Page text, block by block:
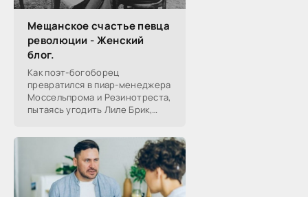
Мещанское счастье певца
революции - Женский
блог.
Как поэт-богоборец
превратился в пиар-менеджера
Моссельпрома и Резинотреста,
пытаясь угодить Лиле Брик,
смерти в 1917-м, почему он стал
советским буржуа, а не вторым